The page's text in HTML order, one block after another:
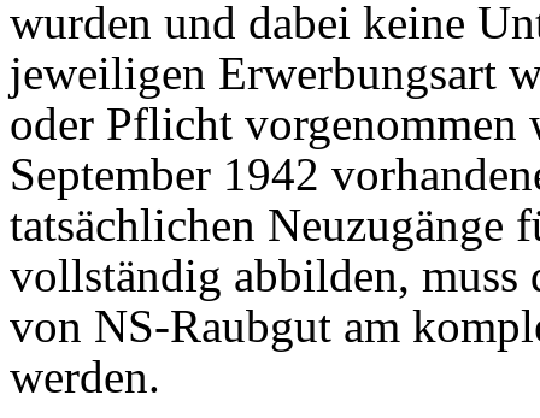
wurden und dabei keine
jeweiligen Erwerbungsart
oder Pflicht vorgenommen
September 1942
tatsächlichen Neuzugänge
vollständig abbilden, muss
von NS-Raubgut am
werden.